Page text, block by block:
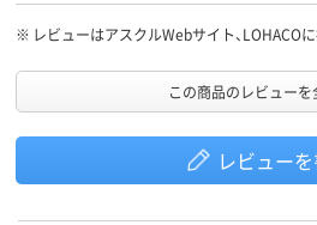
※ レビューはアスクルWebサイト、LOHACO
この商品のレビューを
レビューを